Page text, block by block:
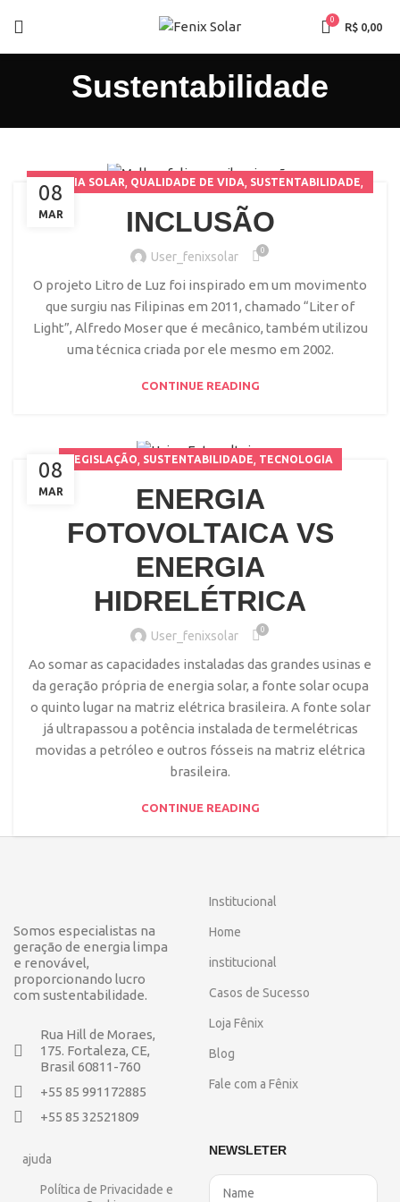
0
R$ 0,00
Sustentabilidade
08
MAR
ENERGIA SOLAR, QUALIDADE DE VIDA, SUSTENTABILIDADE,
INCLUSÃO
User_fenixsolar 0
O projeto Litro de Luz foi inspirado em um movimento
que surgiu nas Filipinas em 2011, chamado “Liter of
Light”, Alfredo Moser que é mecânico, também utilizou
uma técnica criada por ele mesmo em 2002.
CONTINUE READING
08
MAR
LEGISLAÇÃO, SUSTENTABILIDADE, TECNOLOGIA
ENERGIA
FOTOVOLTAICA VS
ENERGIA
HIDRELÉTRICA
User_fenixsolar 0
Ao somar as capacidades instaladas das grandes usinas e
da geração própria de energia solar, a fonte solar ocupa
o quinto lugar na matriz elétrica brasileira. A fonte solar
já ultrapassou a potência instalada de termelétricas
movidas a petróleo e outros fósseis na matriz elétrica
brasileira.
CONTINUE READING
Somos especialistas na
geração de energia limpa
e renovável,
proporcionando lucro
com sustentabilidade.
Rua Hill de Moraes,
175. Fortaleza, CE,
Brasil 60811-760
+55 85 991172885
+55 85 32521809
Institucional
Home
institucional
Casos de Sucesso
Loja Fênix
Blog
Fale com a Fênix
ajuda
Política de Privacidade e
NEWSLETER